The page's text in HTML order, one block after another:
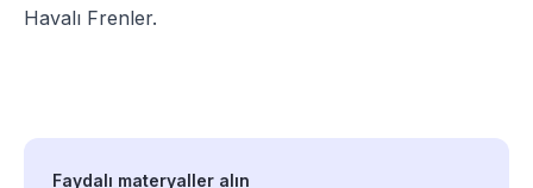
Havalı Frenler.
Faydalı materyaller alın